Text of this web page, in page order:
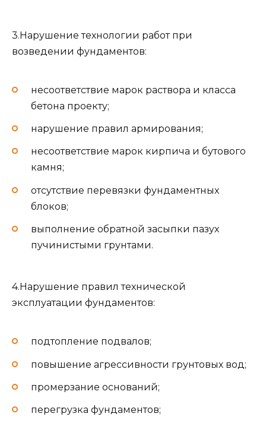
3.Нарушение технологии работ при
возведении фундаментов:
несоответствие марок раствора и класса
бетона проекту;
нарушение правил армирования;
несоответствие марок кирпича и бутового
камня;
отсутствие перевязки фундаментных
блоков;
выполнение обратной засыпки пазух
пучинистыми грунтами.
4.Нарушение правил технической
эксплуатации фундаментов:
подтопление подвалов;
повышение агрессивности грунтовых вод;
промерзание оснований;
перегрузка фундаментов;